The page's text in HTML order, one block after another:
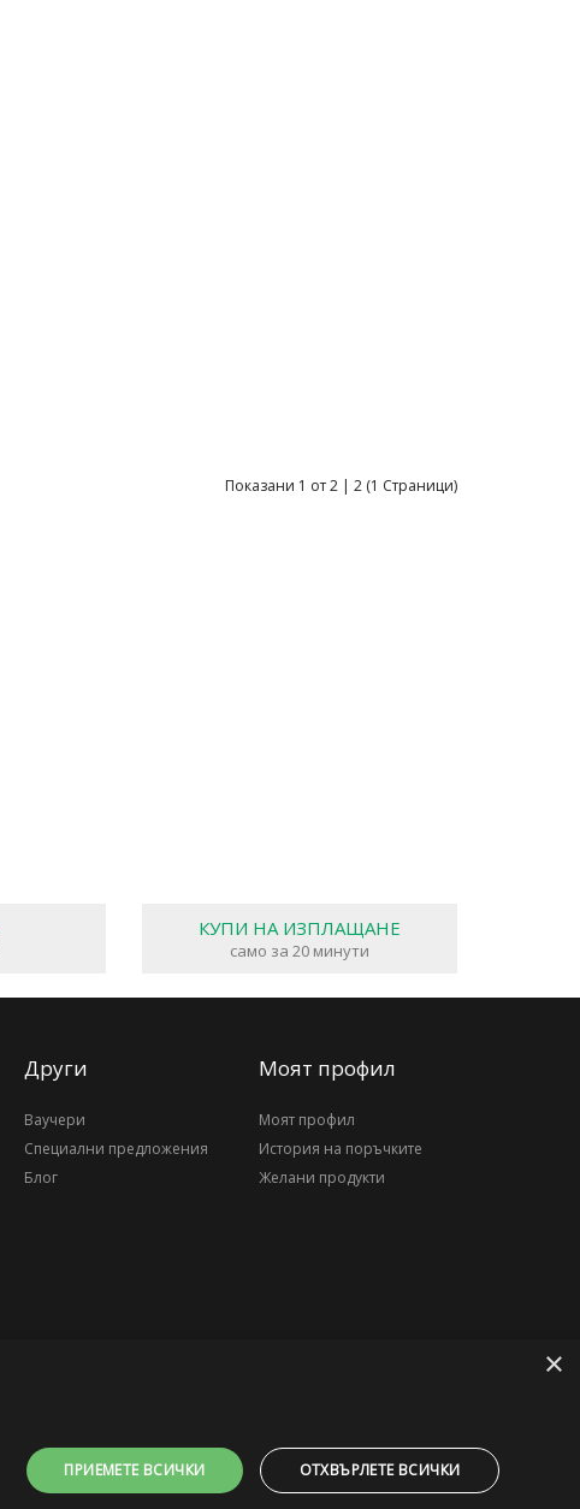
Показани 1 от 2 | 2 (1 Страници)
КУПИ НА ИЗПЛАЩАНЕ
само за 20 минути
Други
Ваучери
Специални предложения
Блог
Моят профил
Моят профил
История на поръчките
Желани продукти
×
ПРИЕМЕТЕ ВСИЧКИ ОТХВЪРЛЕТЕ ВСИЧКИ